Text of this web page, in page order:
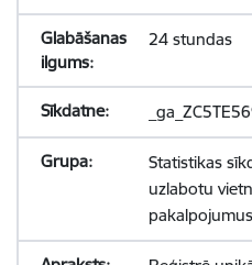
24 stundas
Statistikas
uzlabotu